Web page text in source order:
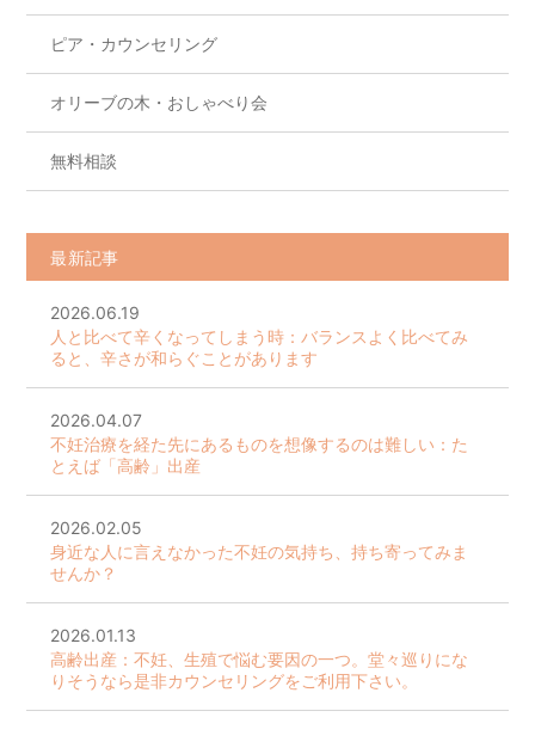
ピア・カウンセリング
オリーブの木・おしゃべり会
無料相談
最新記事
2026.06.19
人と比べて辛くなってしまう時：バランスよく比べてみ
ると、辛さが和らぐことがあります
2026.04.07
不妊治療を経た先にあるものを想像するのは難しい：た
とえば「高齢」出産
2026.02.05
身近な人に言えなかった不妊の気持ち、持ち寄ってみま
せんか？
2026.01.13
高齢出産：不妊、生殖で悩む要因の一つ。堂々巡りにな
りそうなら是非カウンセリングをご利用下さい。